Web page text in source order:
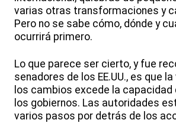
varias otras transformaciones y
Pero no se sabe cómo, dónde y
ocurrirá primero.
Lo que parece ser cierto, y fue
senadores de los EE.UU., es que
los cambios excede la capacidad
los gobiernos. Las autoridades
varios pasos por detrás de los